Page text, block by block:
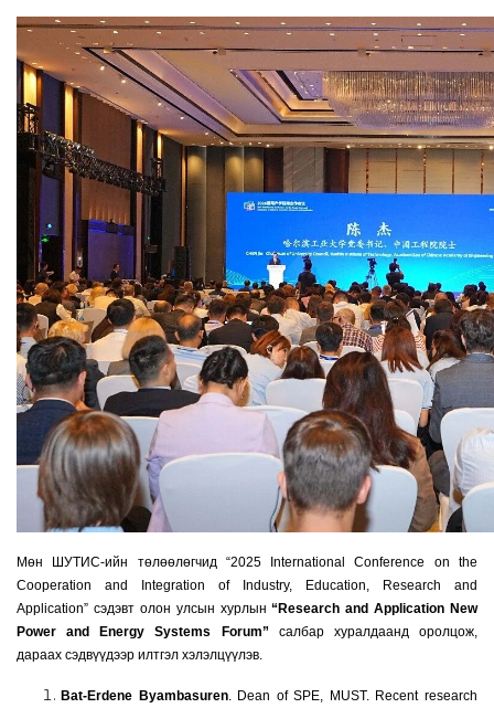
Мөн ШУТИС-ийн төлөөлөгчид “2025 International Conference on the
Cooperation and Integration of Industry, Education, Research and
Application” сэдэвт олон улсын хурлын“Research and Application New
Power and Energy Systems Forum”салбар хуралдаанд оролцож,
дараах сэдвүүдээр илтгэл хэлэлцүүлэв.
Bat-Erdene Byambasuren. Dean of SPE, MUST. Recent research